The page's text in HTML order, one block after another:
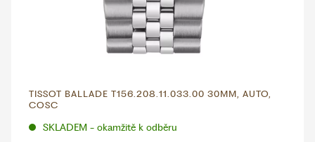
TISSOT BALLADE T156.208.11.033.00 30MM, AUTO,
COSC
SKLADEM - okamžitě k odběru